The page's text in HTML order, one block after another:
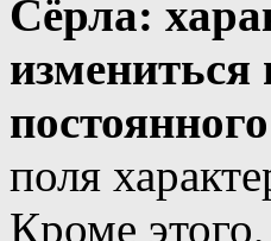
Сёрла:
измениться
поля
Кроме